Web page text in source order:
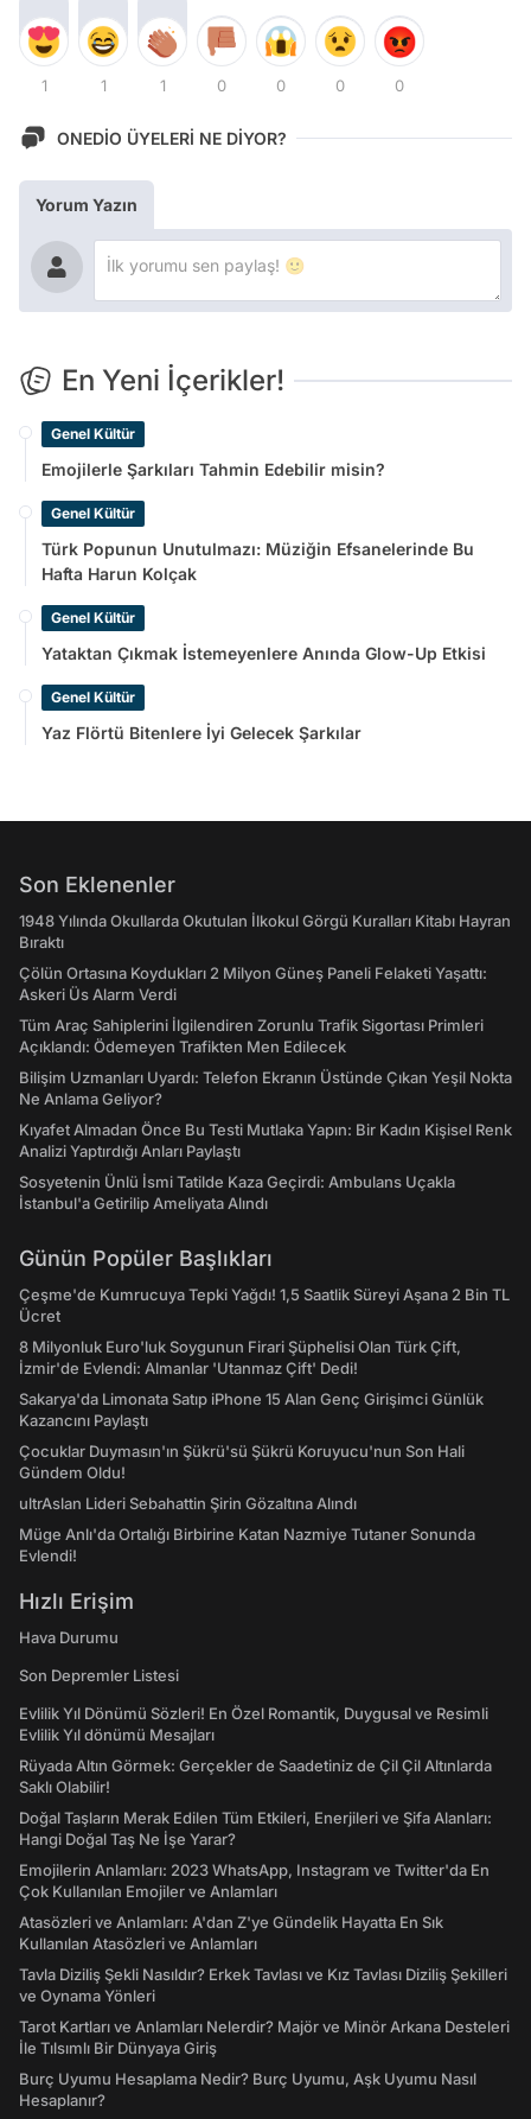
1 1 1 0 0 0 0
ONEDİO ÜYELERİ NE DİYOR?
Yorum Yazın
En Yeni İçerikler!
Genel Kültür
Emojilerle Şarkıları Tahmin Edebilir misin?
Genel Kültür
Türk Popunun Unutulmazı: Müziğin Efsanelerinde Bu
Hafta Harun Kolçak
Genel Kültür
Yataktan Çıkmak İstemeyenlere Anında Glow-Up Etkisi
Genel Kültür
Yaz Flörtü Bitenlere İyi Gelecek Şarkılar
Son Eklenenler
1948 Yılında Okullarda Okutulan İlkokul Görgü Kuralları Kitabı Hayran
Bıraktı
Çölün Ortasına Koydukları 2 Milyon Güneş Paneli Felaketi Yaşattı:
Askeri Üs Alarm Verdi
Tüm Araç Sahiplerini İlgilendiren Zorunlu Trafik Sigortası Primleri
Açıklandı: Ödemeyen Trafikten Men Edilecek
Bilişim Uzmanları Uyardı: Telefon Ekranın Üstünde Çıkan Yeşil Nokta
Ne Anlama Geliyor?
Kıyafet Almadan Önce Bu Testi Mutlaka Yapın: Bir Kadın Kişisel Renk
Analizi Yaptırdığı Anları Paylaştı
Sosyetenin Ünlü İsmi Tatilde Kaza Geçirdi: Ambulans Uçakla
İstanbul'a Getirilip Ameliyata Alındı
Günün Popüler Başlıkları
Çeşme'de Kumrucuya Tepki Yağdı! 1,5 Saatlik Süreyi Aşana 2 Bin TL
Ücret
8 Milyonluk Euro'luk Soygunun Firari Şüphelisi Olan Türk Çift,
İzmir'de Evlendi: Almanlar 'Utanmaz Çift' Dedi!
Sakarya'da Limonata Satıp iPhone 15 Alan Genç Girişimci Günlük
Kazancını Paylaştı
Çocuklar Duymasın'ın Şükrü'sü Şükrü Koruyucu'nun Son Hali
Gündem Oldu!
ultrAslan Lideri Sebahattin Şirin Gözaltına Alındı
Müge Anlı'da Ortalığı Birbirine Katan Nazmiye Tutaner Sonunda
Evlendi!
Hızlı Erişim
Hava Durumu
Son Depremler Listesi
Evlilik Yıl Dönümü Sözleri! En Özel Romantik, Duygusal ve Resimli
Evlilik Yıl dönümü Mesajları
Rüyada Altın Görmek: Gerçekler de Saadetiniz de Çil Çil Altınlarda
Saklı Olabilir!
Doğal Taşların Merak Edilen Tüm Etkileri, Enerjileri ve Şifa Alanları:
Hangi Doğal Taş Ne İşe Yarar?
Emojilerin Anlamları: 2023 WhatsApp, Instagram ve Twitter'da En
Çok Kullanılan Emojiler ve Anlamları
Atasözleri ve Anlamları: A'dan Z'ye Gündelik Hayatta En Sık
Kullanılan Atasözleri ve Anlamları
Tavla Diziliş Şekli Nasıldır? Erkek Tavlası ve Kız Tavlası Diziliş Şekilleri
ve Oynama Yönleri
Tarot Kartları ve Anlamları Nelerdir? Majör ve Minör Arkana Desteleri
İle Tılsımlı Bir Dünyaya Giriş
Burç Uyumu Hesaplama Nedir? Burç Uyumu, Aşk Uyumu Nasıl
Hesaplanır?